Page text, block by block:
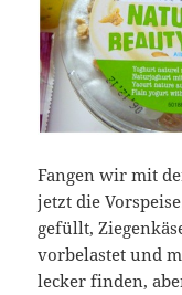
Fangen wir mit
jetzt die
gefüllt,
vorbelastet und
lecker finden,